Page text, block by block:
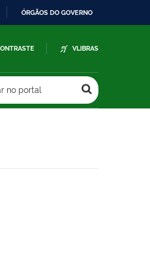
ÓRGÃOS DO GOVERNO
VLIBRAS
no portal